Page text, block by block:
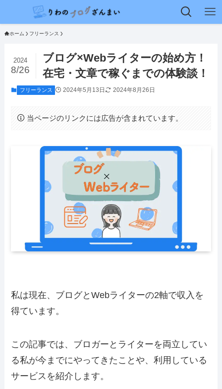
ホーム フリーランス
ブログ×Webライターの始め方！
在宅・文章で稼ぐまでの体験談！
2024
8/26
フリーランス 2024年5月13日 2024年8月26日
当ページのリンクには広告が含まれています。
私は現在、 ブログとWebライターの2軸で収入を
得ています。
この記事では、ブロガーとライターを両立してい
る私が今までにやってきたことや、利用している
サービスを紹介します。